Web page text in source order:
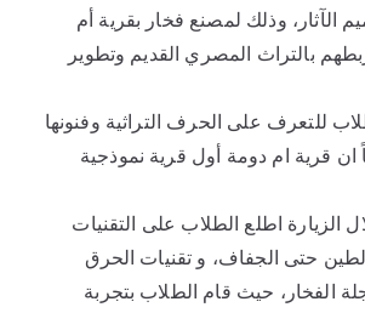
الآثار، وذلك لمصنع فخار بقرية أم
بالتراث المصري القديم وتطوير
للتعرف على الحرف التراثية وفنونها
ان قرية ام دومة أول قرية نموذجية
الزيارة اطلع الطلاب على التقنيات
حتى الجفاف، و تقنيات الحرق
الفخار، حيث قام الطلاب بتجربة